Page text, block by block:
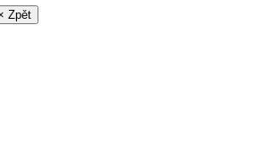
Zpět